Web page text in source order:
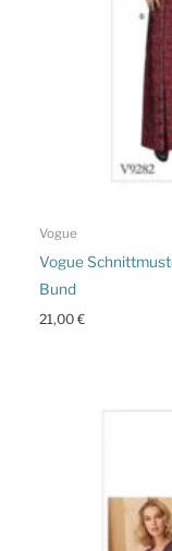
Vogue
Vogue
Bund
21,00€